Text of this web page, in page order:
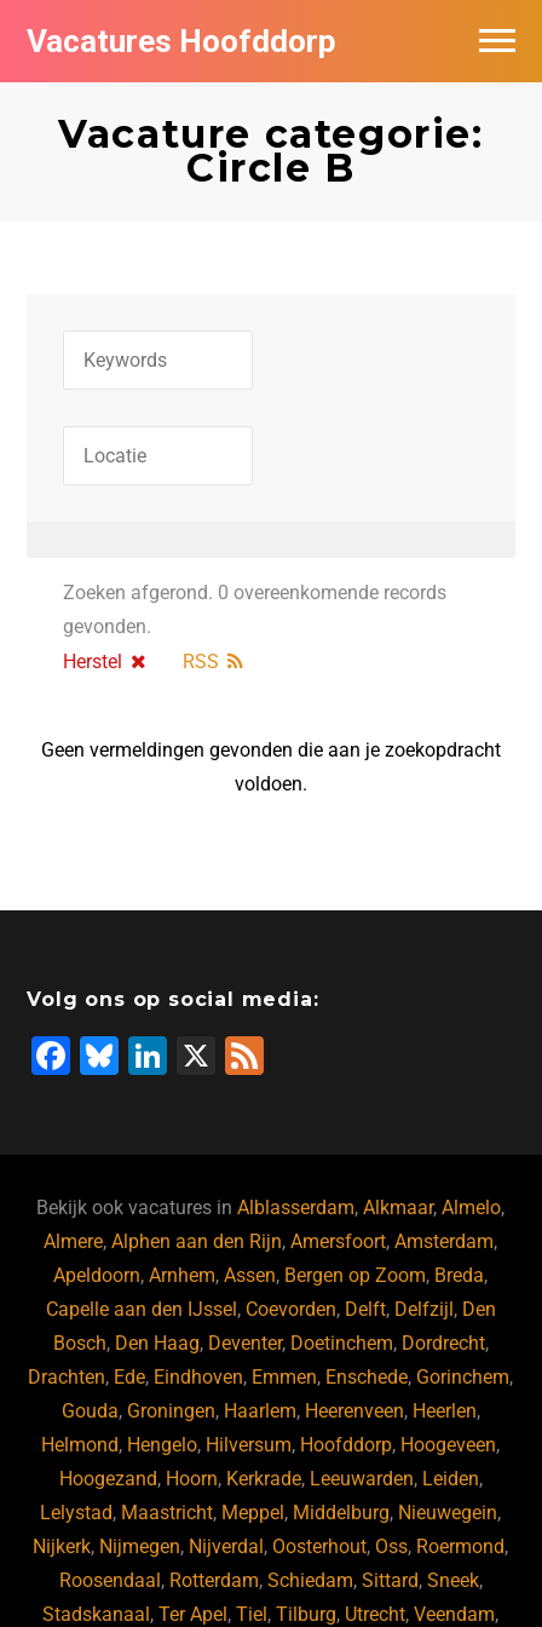
Vacatures Hoofddorp
Vacature categorie:
Circle B
Zoeken afgerond. 0 overeenkomende records
gevonden.
Herstel
RSS
Geen vermeldingen gevonden die aan je zoekopdracht
voldoen.
Volg ons op social media:
F
b
o
o
k
Bl
ky
Li
dI
n
X
Bekijk ook vacatures inAlblasserdam,Alkmaar,Almelo,
Almere,Alphen aan den Rijn,Amersfoort,Amsterdam,
Apeldoorn,Arnhem,Assen, Bergen op Zoom, Breda,
Capelle aan den IJssel , Coevorden, Delft, Delfzijl , Den
Bosch, Den Haag, Deventer, Doetinchem, Dordrecht,
Drachten, Ede, Eindhoven, Emmen, Enschede, Gorinchem,
Gouda, Groningen, Haarlem, Heerenveen, Heerlen,
Helmond, Hengelo, Hilversum, Hoofddorp, Hoogeveen,
Hoogezand, Hoorn, Kerkrade, Leeuwarden, Leiden,
Lelystad, Maastricht, Meppel , Middelburg, Nieuwegein,
Nijkerk, Nijmegen, Nijverdal , Oosterhout, Oss, Roermond,
Roosendaal , Rotterdam, Schiedam, Sittard, Sneek,
Stadskanaal ,Ter Apel ,Tiel ,Tilburg, Utrecht,Veendam,
Vacatures per bedrijf in Hoofddorp